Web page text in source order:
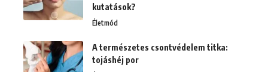
kutatások?
Életmód
A természetes csontvédelem titka:
tojáshéj por